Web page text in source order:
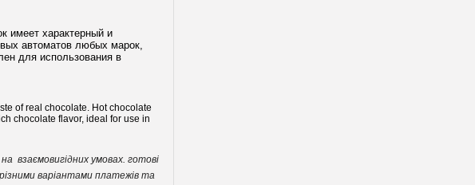
имеет характерный и
автоматов любых марок,
для использования в
of real chocolate. Hot chocolate
chocolate flavor, ideal for use in
взаємовигідних умовах. готові
варіантами платежів та